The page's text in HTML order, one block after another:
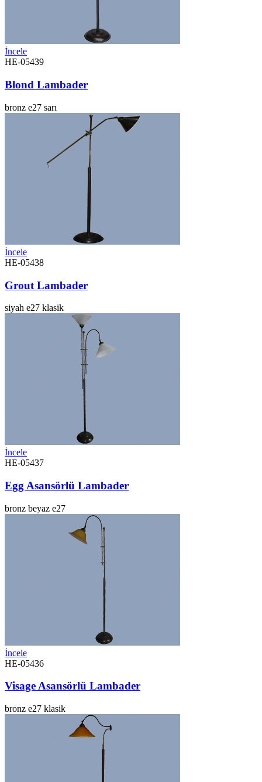
İncele
HE-05439
Blond Lambader
bronz e27 sarı
İncele
HE-05438
Grout Lambader
siyah e27 klasik
İncele
HE-05437
Egg Asansörlü Lambader
bronz beyaz e27
İncele
HE-05436
Visage Asansörlü Lambader
bronz e27 klasik